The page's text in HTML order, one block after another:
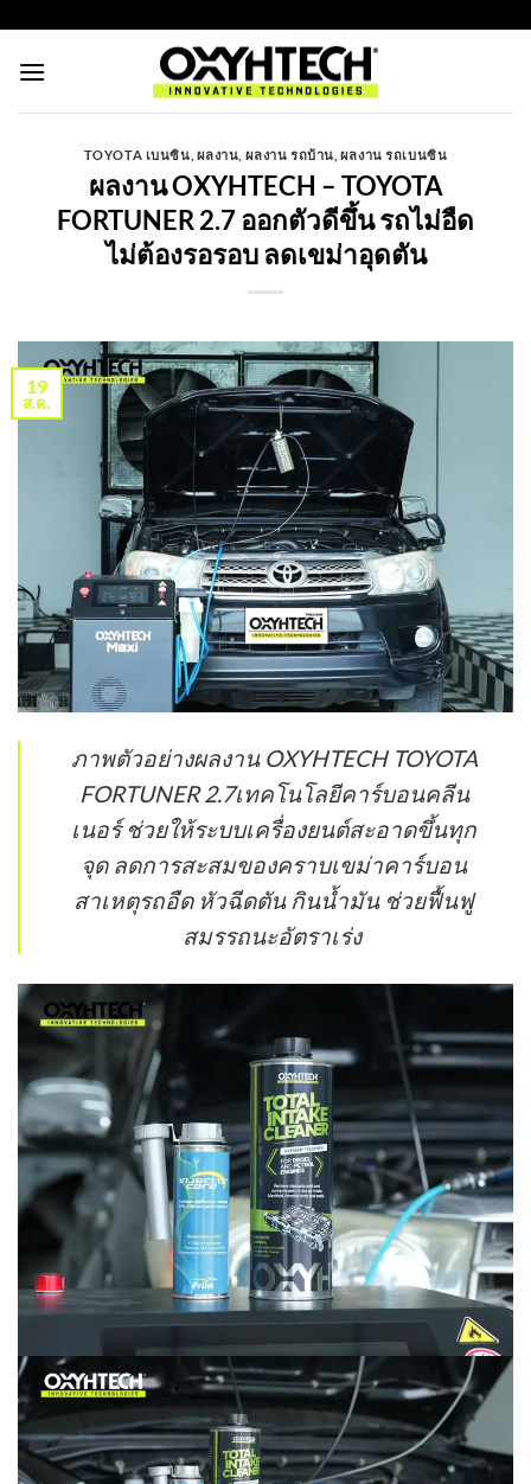
ไป
ยัง
เนื้อหา
TOYOTA เบนซิน ผลงาน ผลงาน รถบ้าน ผลงาน รถเบนซิน
ผลงาน OXYHTECH – TOYOTA
FORTUNER 2.7 ออกตัวดีขึ้น รถไม่อืด
ไม่ต้องรอรอบ ลดเขม่าอุดตัน
19
ส.ค.
ภาพตัวอย่างผลงาน OXYHTECH TOYOTA
FORTUNER 2.7เทคโนโลยีคาร์บอนคลีน
เนอร์ ช่วยให้ระบบเครื่องยนต์สะอาดขึ้นทุก
จุด ลดการสะสมของคราบเขม่าคาร์บอน
สาเหตุรถอืด หัวฉีดตัน กินน้ำมัน ช่วยฟื้นฟู
สมรรถนะอัตราเร่ง